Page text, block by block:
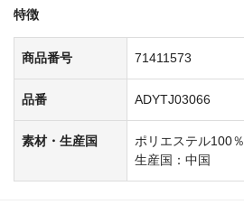
特徴
商品番号 71411573
品番 ADYTJ03066
素材・生産国
ポリエステル100％
生産国：中国